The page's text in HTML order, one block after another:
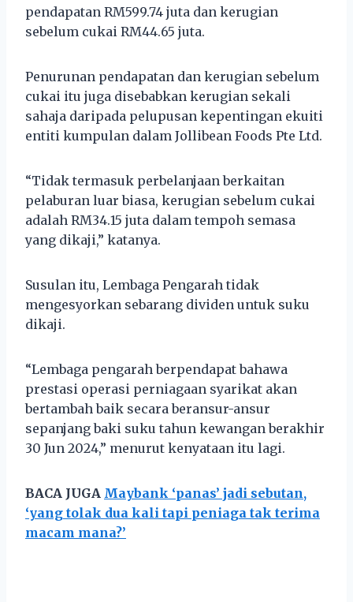
pendapatan RM599.74 juta dan kerugian
sebelum cukai RM44.65 juta.
Penurunan pendapatan dan kerugian sebelum
cukai itu juga disebabkan kerugian sekali
sahaja daripada pelupusan kepentingan ekuiti
entiti kumpulan dalam Jollibean Foods Pte Ltd.
“Tidak termasuk perbelanjaan berkaitan
pelaburan luar biasa, kerugian sebelum cukai
adalah RM34.15 juta dalam tempoh semasa
yang dikaji,” katanya.
Susulan itu, Lembaga Pengarah tidak
mengesyorkan sebarang dividen untuk suku
dikaji.
“Lembaga pengarah berpendapat bahawa
prestasi operasi perniagaan syarikat akan
bertambah baik secara beransur-ansur
sepanjang baki suku tahun kewangan berakhir
30 Jun 2024,” menurut kenyataan itu lagi.
BACA JUGA Maybank ‘panas’ jadi sebutan,
‘yang tolak dua kali tapi peniaga tak terima
macam mana?’